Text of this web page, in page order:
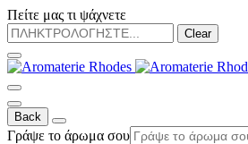
Πείτε μας τι ψάχνετε
Clear
Back
Γράψε το άρωμα σου